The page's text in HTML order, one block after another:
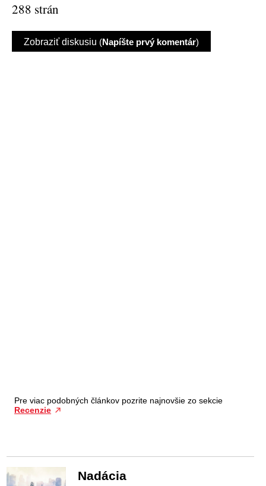
288 strán
Zobraziť diskusiu (Napíšte prvý komentár)
Pre viac podobných článkov pozrite najnovšie zo sekcie
Recenzie
Nadácia